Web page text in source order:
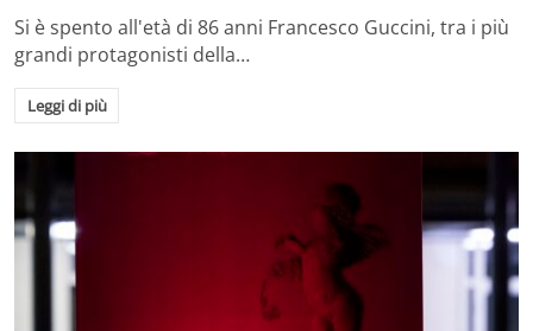
Si è spento all'età di 86 anni Francesco Guccini, tra i più
grandi protagonisti della…
Leggi di più